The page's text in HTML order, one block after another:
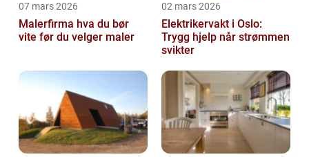
07 mars 2026
Malerfirma hva du bør
vite før du velger maler
02 mars 2026
Elektrikervakt i Oslo:
Trygg hjelp når strømmen
svikter